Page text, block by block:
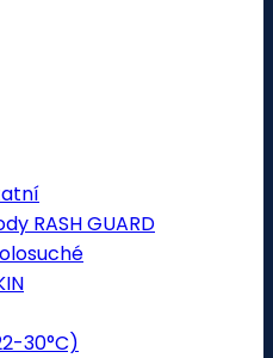
RASH GUARD
30°C)